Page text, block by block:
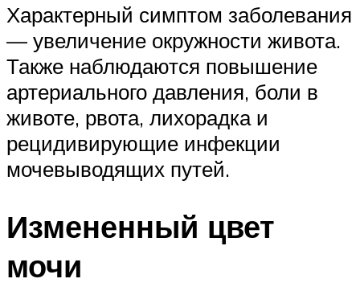
Характерный симптом заболевания
— увеличение окружности живота.
Также наблюдаются повышение
артериального давления, боли в
животе, рвота, лихорадка и
рецидивирующие инфекции
мочевыводящих путей.
Измененный цвет
мочи